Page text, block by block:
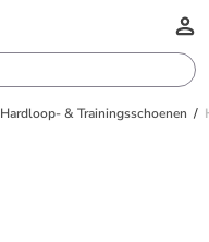
Hardloop- & Trainingsschoenen